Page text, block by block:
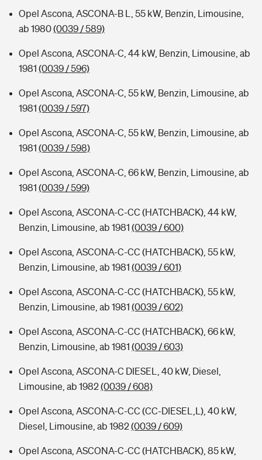
Opel Ascona, ASCONA-B L, 55 kW, Benzin, Limousine,
ab 1980(0039 / 589)
Opel Ascona, ASCONA-C, 44 kW, Benzin, Limousine, ab
1981 (0039 / 596)
Opel Ascona, ASCONA-C, 55 kW, Benzin, Limousine, ab
1981 (0039 / 597)
Opel Ascona, ASCONA-C, 55 kW, Benzin, Limousine, ab
1981 (0039 / 598)
Opel Ascona, ASCONA-C, 66 kW, Benzin, Limousine, ab
1981 (0039 / 599)
Opel Ascona, ASCONA-C-CC (HATCHBACK), 44 kW,
Benzin, Limousine, ab 1981 (0039 / 600)
Opel Ascona, ASCONA-C-CC (HATCHBACK), 55 kW,
Benzin, Limousine, ab 1981 (0039 / 601)
Opel Ascona, ASCONA-C-CC (HATCHBACK), 55 kW,
Benzin, Limousine, ab 1981 (0039 / 602)
Opel Ascona, ASCONA-C-CC (HATCHBACK), 66 kW,
Benzin, Limousine, ab 1981 (0039 / 603)
Opel Ascona, ASCONA-C DIESEL, 40 kW, Diesel,
Limousine, ab 1982(0039 / 608)
Opel Ascona, ASCONA-C-CC (CC-DIESEL,L), 40 kW,
Diesel, Limousine, ab 1982(0039 / 609)
Opel Ascona, ASCONA-C-CC (HATCHBACK), 85 kW,